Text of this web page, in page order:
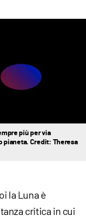
più per via
pianeta. Credit: Theresa
la Luna è
critica in cui